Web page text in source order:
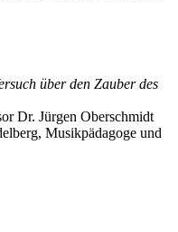
über den Zauber des
Dr. Jürgen Oberschmidt
Musikpädagoge und